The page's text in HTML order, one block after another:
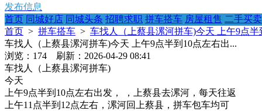
发布信息
首页 同城好店 同城头条 招聘求职 拼车搭车 房屋租售 二手买卖
首页 > 拼车搭车 > 车找人（上蔡县漯河拼车)今天 上午9点半
车找人（上蔡县漯河拼车)今天 上午9点半到10点左右出...
浏览：174 刷新：2026-04-29 08:41
车找人（上蔡县漯河拼车)
今天
上午9点半到10点左右出发， ，上蔡县去漯河，每天往返
上午11点半到12点左右，漯河回上蔡县，拼车包车均可